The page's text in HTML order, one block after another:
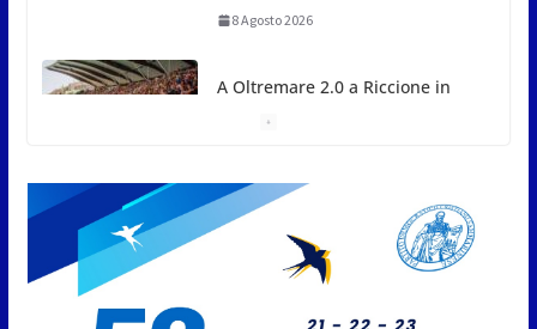
8 Agosto 2026
A Oltremare 2.0 a Riccione in
San Marino Academy.
Femminile: quattro Primavera
aggregate alla Prima Squadra
8 Agosto 2026